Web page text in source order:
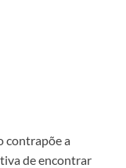
contrapõe a
de encontrar